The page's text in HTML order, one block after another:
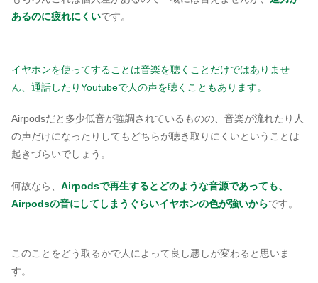
あるのに疲れにくいです。
イヤホンを使ってすることは音楽を聴くことだけではありませ
ん、通話したりYoutubeで人の声を聴くこともあります。
Airpodsだと多少低音が強調されているものの、音楽が流れたり人
の声だけになったりしてもどちらが聴き取りにくいということは
起きづらいでしょう。
何故なら、 Airpodsで再生するとどのような音源であっても、
Airpodsの音にしてしまうぐらいイヤホンの色が強いからです。
このことをどう取るかで人によって良し悪しが変わると思いま
す。